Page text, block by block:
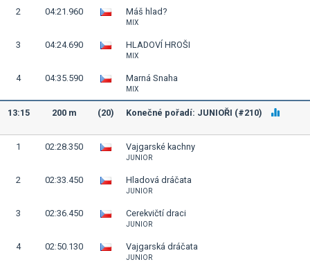
2 04:21.960 Máš hlad?
MIX
3 04:24.690 HLADOVÍ HROŠI
MIX
4 04:35.590 Marná Snaha
MIX
13:15 200 m (20) Konečné pořadí: JUNIOŘI (#210)
1 02:28.350 Vajgarské kachny
JUNIOR
2 02:33.450 Hladová dráčata
JUNIOR
3 02:36.450 Cerekvičtí draci
JUNIOR
4 02:50.130 Vajgarská dráčata
JUNIOR